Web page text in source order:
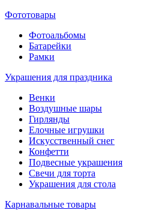
Фототовары
Фотоальбомы
Батарейки
Рамки
Украшения для праздника
Венки
Воздушные шары
Гирлянды
Елочные игрушки
Искусственный снег
Конфетти
Подвесные украшения
Свечи для торта
Украшения для стола
Карнавальные товары